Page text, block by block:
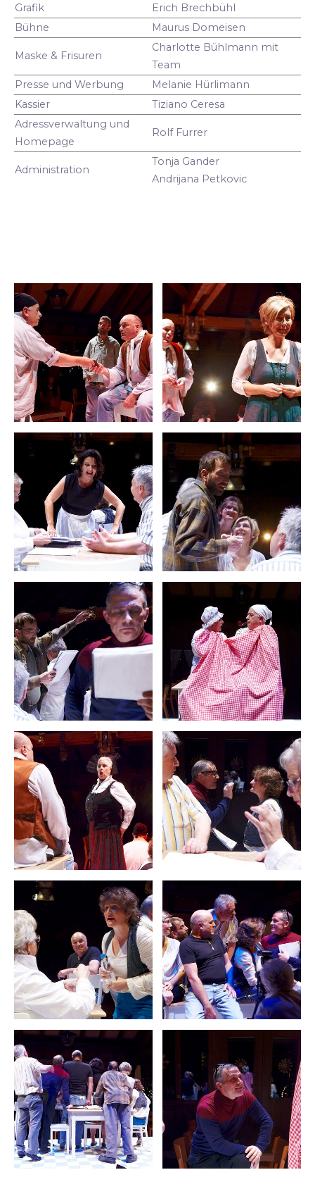
Grafik
Erich Brechbühl
Bühne
Maurus Domeisen
Maske & Frisuren
Charlotte Bühlmann mit
Team
Presse und Werbung
Melanie Hürlimann
Kassier
Tiziano Ceresa
Adressverwaltung und
Homepage
Rolf Furrer
Administration
Tonja Gander
Andrijana Petkovic